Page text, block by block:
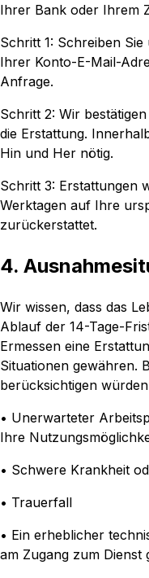
Ihrer Bank oder Ihrem
Schritt 1: Schreiben Sie
Ihrer Konto-E-Mail-
Anfrage.
Schritt 2: Wir
die Erstattung.
Hin und Her nötig.
Schritt 3: Erstattungen
Werktagen auf Ihre
zurückerstattet.
4.
Wir wissen, dass das
Ablauf der 14-Tage-
Ermessen eine
Situationen gewähren.
berücksichtigen
• Unerwarteter
Ihre
• Schwere Krankheit
• Trauerfall
• Ein erheblicher
am Zugang zum Dienst